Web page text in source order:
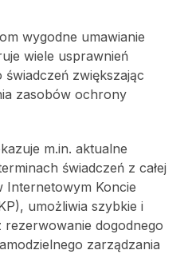
wygodne umawianie
wiele usprawnień
zwiększając
zasobów ochrony
m.in. aktualne
świadczeń z całej
Internetowym Koncie
umożliwia szybkie i
dogodnego
zarządzania